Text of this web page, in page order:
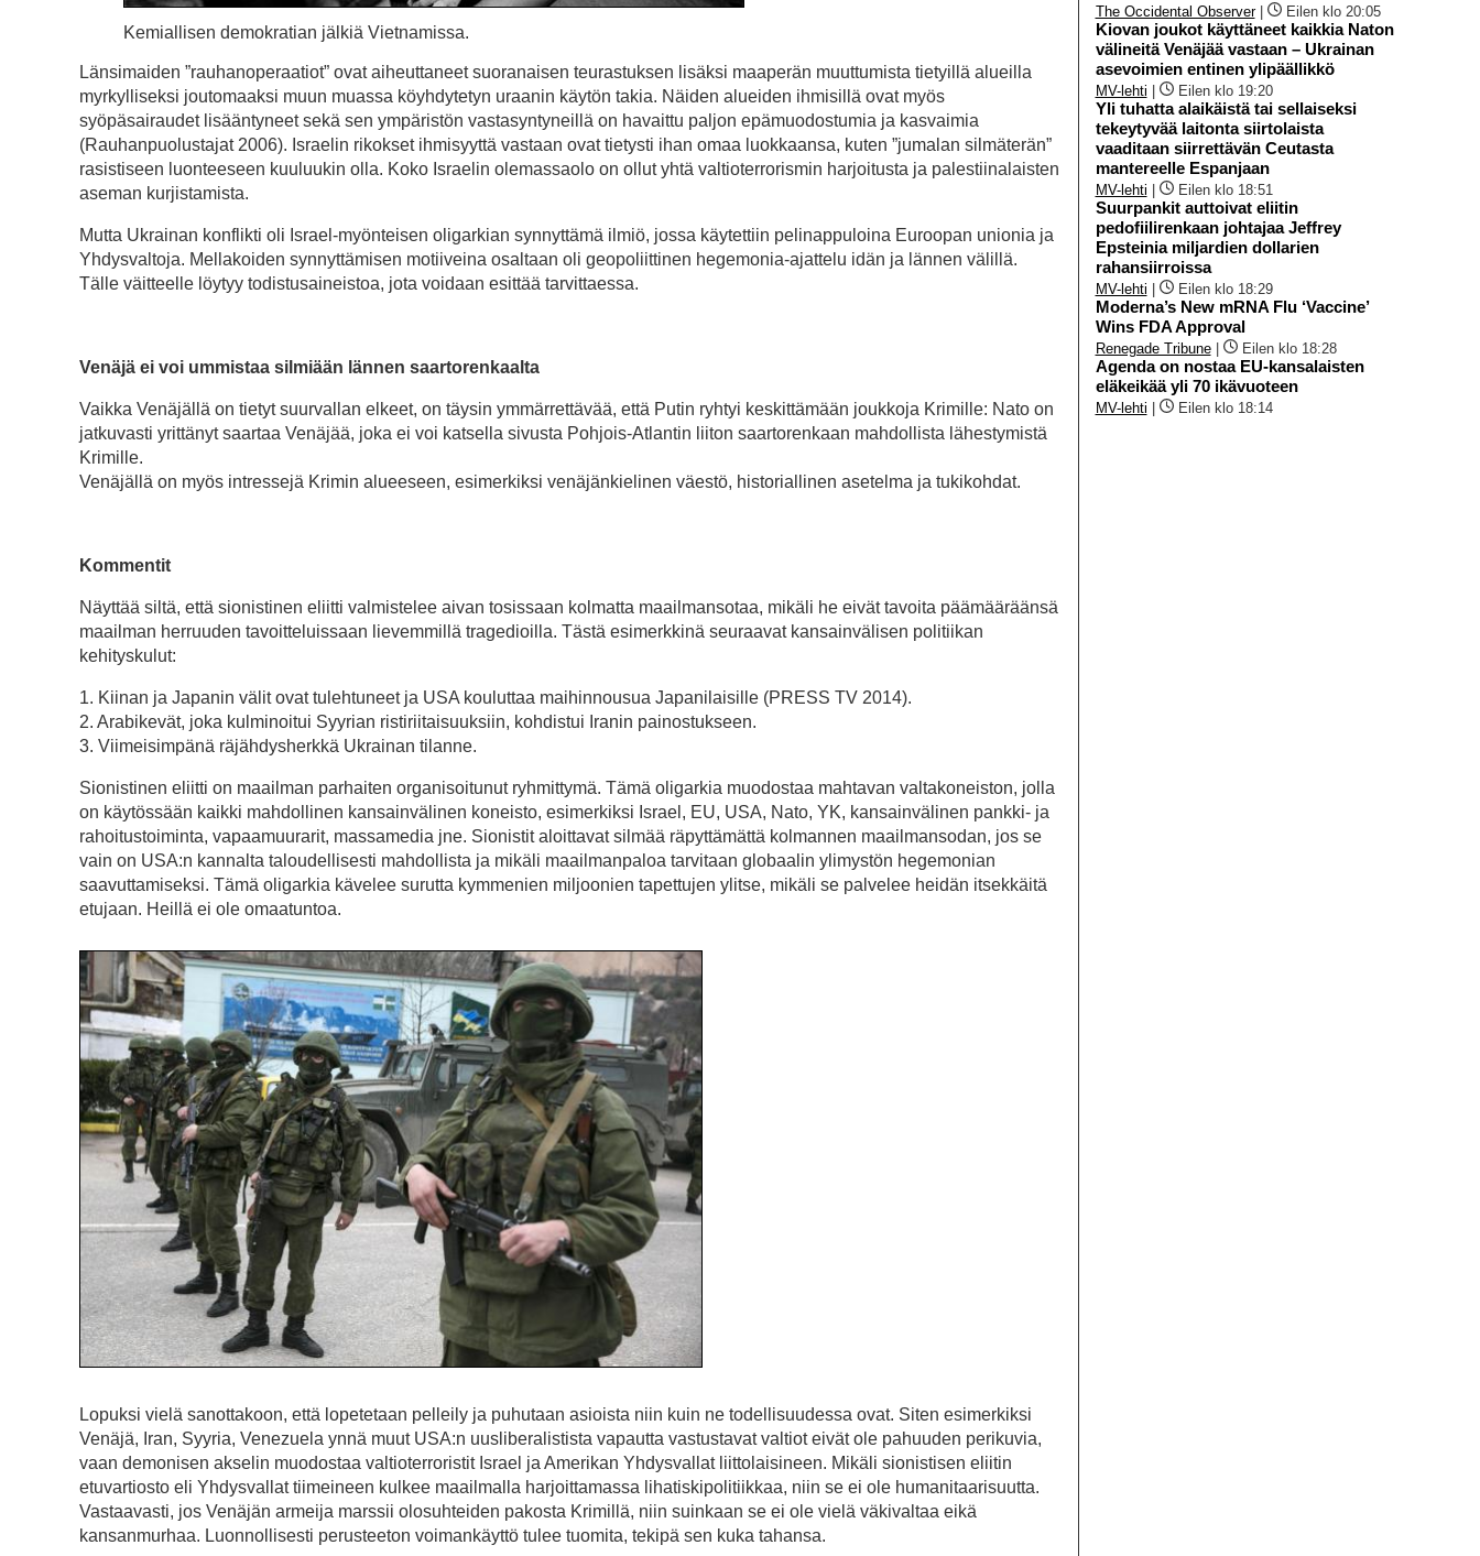
Kemiallisen demokratian jälkiä Vietnamissa.
Länsimaiden ”rauhanoperaatiot” ovat aiheuttaneet suoranaisen teurastuksen lisäksi maaperän muuttumista tietyillä alueilla
myrkylliseksi joutomaaksi muun muassa köyhdytetyn uraanin käytön takia. Näiden alueiden ihmisillä ovat myös
syöpäsairaudet lisääntyneet sekä sen ympäristön vastasyntyneillä on havaittu paljon epämuodostumia ja kasvaimia
(Rauhanpuolustajat 2006). Israelin rikokset ihmisyyttä vastaan ovat tietysti ihan omaa luokkaansa, kuten ”jumalan silmäterän”
rasistiseen luonteeseen kuuluukin olla. Koko Israelin olemassaolo on ollut yhtä valtioterrorismin harjoitusta ja palestiinalaisten
aseman kurjistamista.
Mutta Ukrainan konflikti oli Israel-myönteisen oligarkian synnyttämä ilmiö, jossa käytettiin pelinappuloina Euroopan unionia ja
Yhdysvaltoja. Mellakoiden synnyttämisen motiiveina osaltaan oli geopoliittinen hegemonia-ajattelu idän ja lännen välillä.
Tälle väitteelle löytyy todistusaineistoa, jota voidaan esittää tarvittaessa.
Venäjä ei voi ummistaa silmiään lännen saartorenkaalta
Vaikka Venäjällä on tietyt suurvallan elkeet, on täysin ymmärrettävää, että Putin ryhtyi keskittämään joukkoja Krimille: Nato on
jatkuvasti yrittänyt saartaa Venäjää, joka ei voi katsella sivusta Pohjois-Atlantin liiton saartorenkaan mahdollista lähestymistä
Krimille.
Venäjällä on myös intressejä Krimin alueeseen, esimerkiksi venäjänkielinen väestö, historiallinen asetelma ja tukikohdat.
Kommentit
Näyttää siltä, että sionistinen eliitti valmistelee aivan tosissaan kolmatta maailmansotaa, mikäli he eivät tavoita päämääräänsä
maailman herruuden tavoitteluissaan lievemmillä tragedioilla. Tästä esimerkkinä seuraavat kansainvälisen politiikan
kehityskulut:
1. Kiinan ja Japanin välit ovat tulehtuneet ja USA kouluttaa maihinnousua Japanilaisille (PRESS TV 2014).
2. Arabikevät, joka kulminoitui Syyrian ristiriitaisuuksiin, kohdistui Iranin painostukseen.
3. Viimeisimpänä räjähdysherkkä Ukrainan tilanne.
Sionistinen eliitti on maailman parhaiten organisoitunut ryhmittymä. Tämä oligarkia muodostaa mahtavan valtakoneiston, jolla
on käytössään kaikki mahdollinen kansainvälinen koneisto, esimerkiksi Israel, EU, USA, Nato, YK, kansainvälinen pankki- ja
rahoitustoiminta, vapaamuurarit, massamedia jne. Sionistit aloittavat silmää räpyttämättä kolmannen maailmansodan, jos se
vain on USA:n kannalta taloudellisesti mahdollista ja mikäli maailmanpaloa tarvitaan globaalin ylimystön hegemonian
saavuttamiseksi. Tämä oligarkia kävelee surutta kymmenien miljoonien tapettujen ylitse, mikäli se palvelee heidän itsekkäitä
etujaan. Heillä ei ole omaatuntoa.
Lopuksi vielä sanottakoon, että lopetetaan pelleily ja puhutaan asioista niin kuin ne todellisuudessa ovat. Siten esimerkiksi
Venäjä, Iran, Syyria, Venezuela ynnä muut USA:n uusliberalistista vapautta vastustavat valtiot eivät ole pahuuden perikuvia,
vaan demonisen akselin muodostaa valtioterroristit Israel ja Amerikan Yhdysvallat liittolaisineen. Mikäli sionistisen eliitin
etuvartiosto eli Yhdysvallat tiimeineen kulkee maailmalla harjoittamassa lihatiskipolitiikkaa, niin se ei ole humanitaarisuutta.
Vastaavasti, jos Venäjän armeija marssii olosuhteiden pakosta Krimillä, niin suinkaan se ei ole vielä väkivaltaa eikä
kansanmurhaa. Luonnollisesti perusteeton voimankäyttö tulee tuomita, tekipä sen kuka tahansa.
The Occidental Observer| Eilen klo 20:05
Kiovan joukot käyttäneet kaikkia Naton
välineitä Venäjää vastaan – Ukrainan
asevoimien entinen ylipäällikkö
MV-lehti Eilen klo 19:20
Yli tuhatta alaikäistä tai sellaiseksi
tekeytyvää laitonta siirtolaista
vaaditaan siirrettävän Ceutasta
mantereelle Espanjaan
MV-lehti Eilen klo 18:51
Suurpankit auttoivat eliitin
pedofiilirenkaan johtajaa Jeffrey
Epsteinia miljardien dollarien
rahansiirroissa
MV-lehti Eilen klo 18:29
Moderna’s New mRNA Flu ‘Vaccine’
Wins FDA Approval
Renegade Tribune| Eilen klo 18:28
Agenda on nostaa EU-kansalaisten
eläkeikää yli 70 ikävuoteen
MV-lehti Eilen klo 18:14